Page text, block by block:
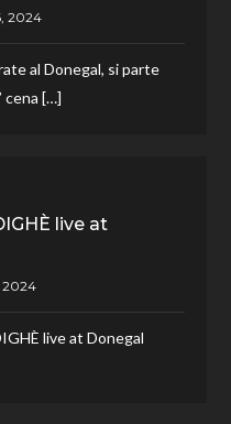
al Donegal, si parte
cena […]
live at
live at Donegal